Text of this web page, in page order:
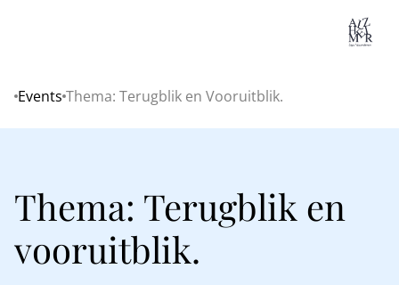
Home
Events Thema: Terugblik en Vooruitblik.
Thema: Terugblik en
vooruitblik.